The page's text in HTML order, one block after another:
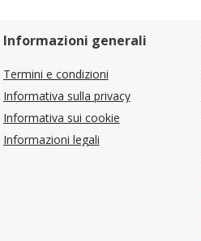
Informazioni generali
Termini e condizioni
Informativa sulla privacy
Informativa sui cookie
Informazioni legali